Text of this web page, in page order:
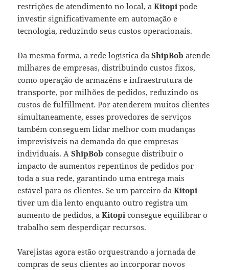
restrições de atendimento no local, aKitopi pode
investir significativamente em automação e
tecnologia, reduzindo seus custos operacionais.
Da mesma forma, a rede logística daShipBob atende
milhares de empresas, distribuindo custos fixos,
como operação de armazéns e infraestrutura de
transporte, por milhões de pedidos, reduzindo os
custos de fulfillment. Por atenderem muitos clientes
simultaneamente, esses provedores de serviços
também conseguem lidar melhor com mudanças
imprevisíveis na demanda do que empresas
individuais. AShipBob consegue distribuir o
impacto de aumentos repentinos de pedidos por
toda a sua rede, garantindo uma entrega mais
estável para os clientes. Se um parceiro daKitopi
tiver um dia lento enquanto outro registra um
aumento de pedidos, aKitopi consegue equilibrar o
trabalho sem desperdiçar recursos.
Varejistas agora estão orquestrando a jornada de
compras de seus clientes ao incorporar novos